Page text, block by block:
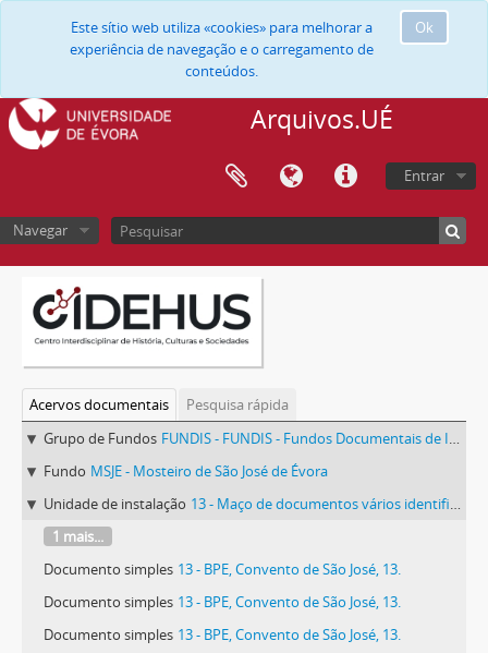
Ok
Este sítio web utiliza «cookies» para melhorar a
experiência de navegação e o carregamento de
conteúdos.
Arquivos.UÉ
Entrar
Navegar
Acervos documentais
Pesquisa rápida
Grupo de Fundos FUNDIS - FUNDIS - Fundos Documentais de Instituições do Sul
Fundo MSJE - Mosteiro de São José de Évora
Unidade de instalação 13 - Maço de documentos vários identificado com o número 13.
1 mais...
Documento simples 13 - BPE, Convento de São José, 13.
Documento simples 13 - BPE, Convento de São José, 13.
Documento simples 13 - BPE, Convento de São José, 13.